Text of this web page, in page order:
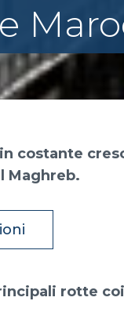
costante
Maghreb.
rotte